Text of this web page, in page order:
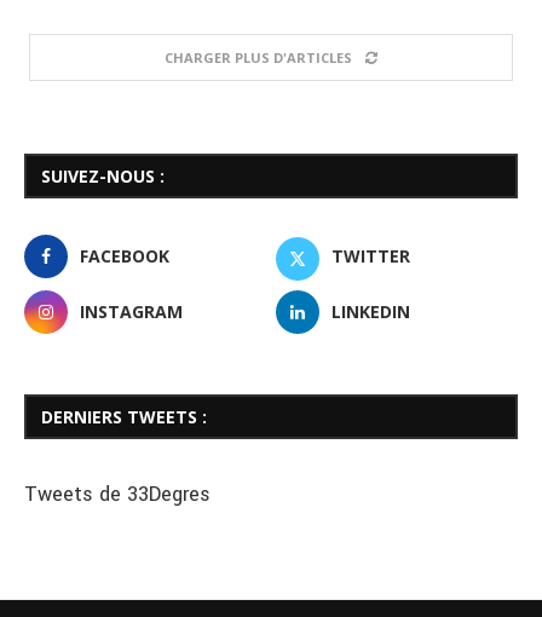
CHARGER PLUS D'ARTICLES
SUIVEZ-NOUS :
FACEBOOK TWITTER
INSTAGRAM LINKEDIN
DERNIERS TWEETS :
Tweets de 33Degres